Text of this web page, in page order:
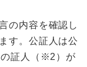
の内容を確認し
す。公証人は公
証人（※2）が